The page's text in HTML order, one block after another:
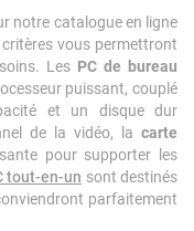
notre catalogue en ligne
vous permettront
Les PC de bureau
puissant, couplé
et un disque dur
de la vidéo, la carte
pour supporter les
tout-en-un sont destinés
parfaitement